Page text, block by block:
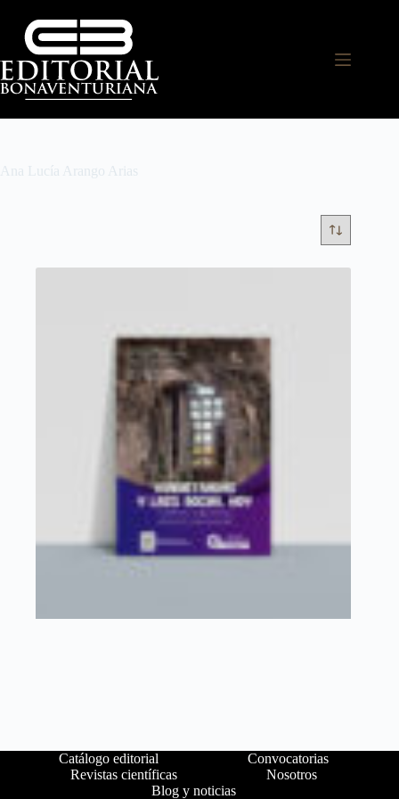
Ana Lucía Arango Arias
Catálogo editorial
Convocatorias
Revistas científicas
Nosotros
Blog y noticias